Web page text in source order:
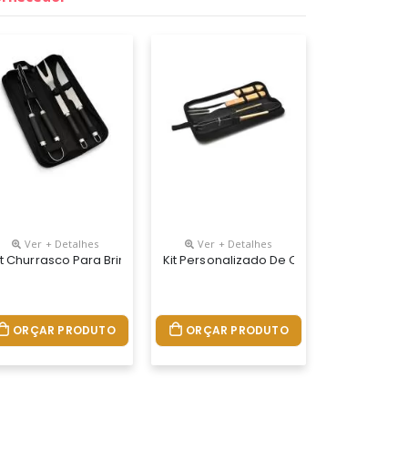
Ver + Detalhes
Churrasco Para Brinde
ORÇAR PRODUTO
Ver + Detalhes
Kit Personalizado De Churrasco No
ORÇAR PRODUTO